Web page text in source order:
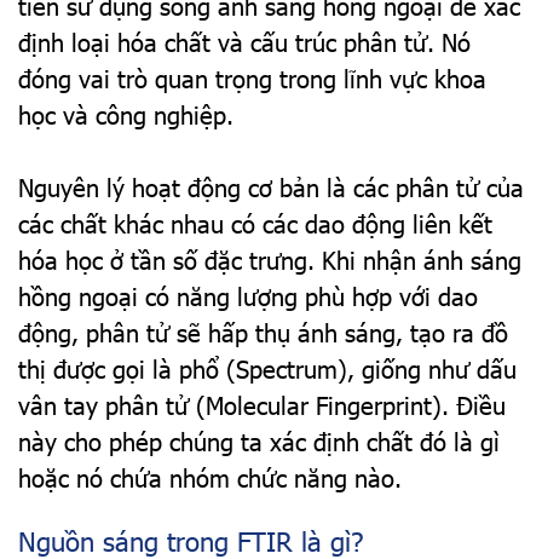
định loại hóa chất và cấu trúc phân tử. Nó
đóng vai trò quan trọng trong lĩnh vực khoa
học và công nghiệp.
Nguyên lý hoạt động cơ bản là các phân tử của
các chất khác nhau có các dao động liên kết
hóa học ở tần số đặc trưng. Khi nhận ánh sáng
hồng ngoại có năng lượng phù hợp với dao
động, phân tử sẽ hấp thụ ánh sáng, tạo ra đồ
thị được gọi là phổ (Spectrum), giống như dấu
vân tay phân tử (Molecular Fingerprint). Điều
này cho phép chúng ta xác định chất đó là gì
hoặc nó chứa nhóm chức năng nào.
Nguồn sáng trong FTIR là gì?